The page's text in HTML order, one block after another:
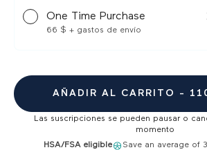
One Time Purchase
66 $ + gastos de envío
AÑADIR AL CARRITO -
Las suscripciones se pueden pausar o
momento
HSA/FSA eligible
Save an average of